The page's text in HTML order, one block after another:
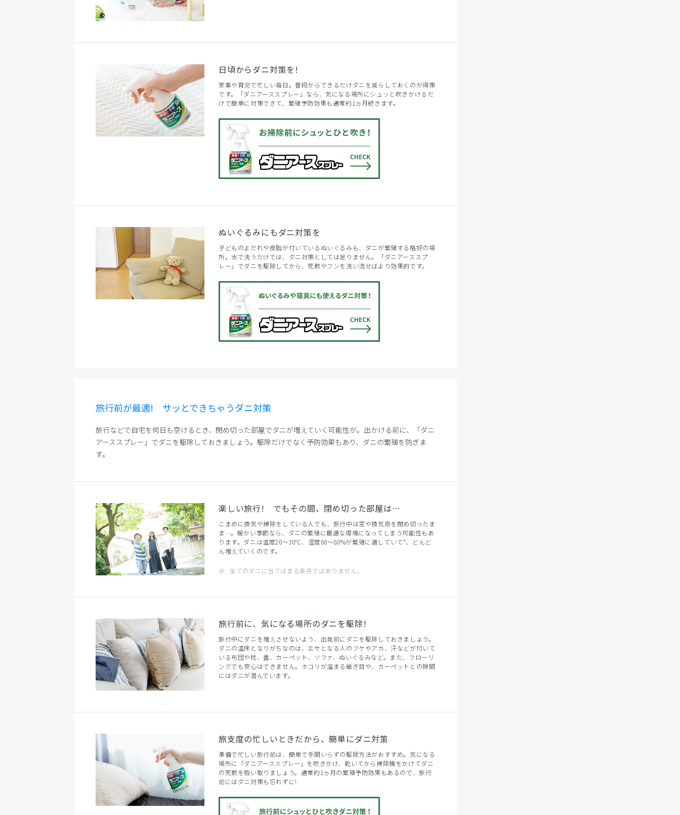
日頃からダニ対策を!
家事や育児で忙しい毎日。普段からできるだけダニを減らしておくのが得策
です。「ダニアーススプレー」なら、気になる場所にシュッと吹きかけるだ
けで簡単に対策できて、繁殖予防効果も通常約1ヵ月続きます。
ぬいぐるみにもダニ対策を
子どものよだれや皮脂が付いているぬいぐるみも、ダニが繁殖する格好の場
所。水で洗うだけでは、ダニ対策としては足りません。「ダニアーススプ
レー」でダニを駆除してから、死骸やフンを洗い流せばより効果的です。
旅行前が最適! サッとできちゃうダニ対策
旅行などで自宅を何日も空けるとき、閉め切った部屋でダニが増えていく可能性が。出かける前に、「ダニ
アーススプレー」でダニを駆除しておきましょう。駆除だけでなく予防効果もあり、ダニの繁殖を防ぎま
す。
楽しい旅行! でもその間、閉め切った部屋は…
こまめに換気や掃除をしている人でも、旅行中は窓や換気扇を閉め切ったま
ま…。暖かい季節なら、ダニの繁殖に最適な環境になってしまう可能性もあ
ります。ダニは温度20～30℃、湿度60～80%が繁殖に適していて*、どんど
ん増えていくのです。
全てのダニに当てはまる条件ではありません。
旅行前に、気になる場所のダニを駆除!
旅行中にダニを増えさせないよう、出発前にダニを駆除しておきましょう。
ダニの温床となりがちなのは、エサとなる人のフケやアカ、汗などが付いて
いる布団や枕、畳、カーペット、ソファ、ぬいぐるみなど。また、フローリ
ングでも安心はできません。ホコリが溜まる継ぎ目や、カーペットとの隙間
にはダニが潜んでいます。
旅支度の忙しいときだから、簡単にダニ対策
準備で忙しい旅行前は、簡単で手間いらずの駆除方法がおすすめ。気になる
場所に「ダニアーススプレー」を吹きかけ、乾いてから掃除機をかけてダニ
の死骸を吸い取りましょう。通常約1ヵ月の繁殖予防効果もあるので、旅行
前にはダニ対策も忘れずに!